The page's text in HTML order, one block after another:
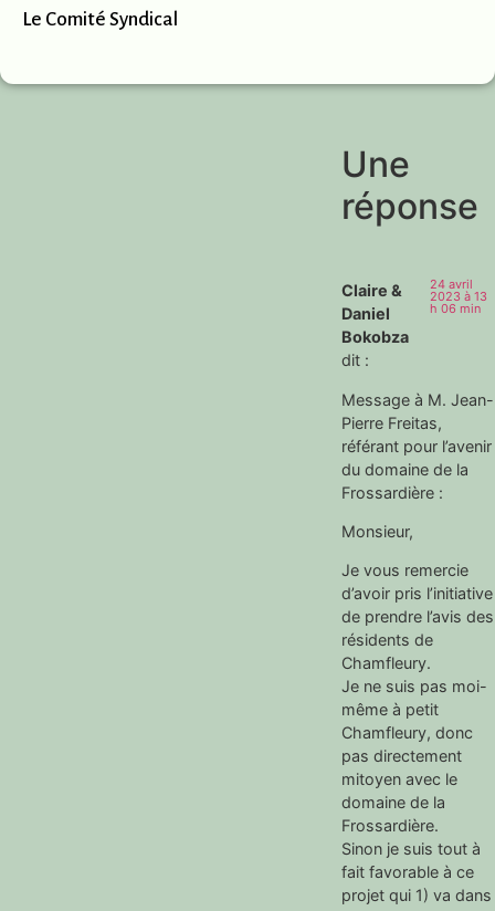
Le Comité Syndical
Une
réponse
Claire &
Daniel
Bokobza
dit :
24 avril
2023 à 13
h 06 min
Message à M. Jean-
Pierre Freitas,
référant pour l’avenir
du domaine de la
Frossardière :
Monsieur,
Je vous remercie
d’avoir pris l’initiative
de prendre l’avis des
résidents de
Chamfleury.
Je ne suis pas moi-
même à petit
Chamfleury, donc
pas directement
mitoyen avec le
domaine de la
Frossardière.
Sinon je suis tout à
fait favorable à ce
projet qui 1) va dans